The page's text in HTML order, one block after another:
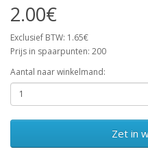
2.00€
Exclusief BTW: 1.65€
Prijs in spaarpunten: 200
Aantal naar winkelmand:
Zet in